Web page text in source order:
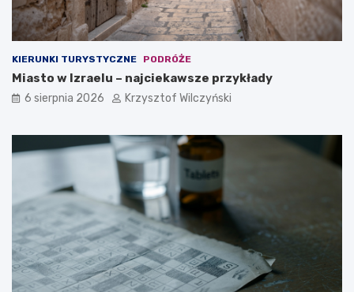
r
e
m
KIERUNKI TURYSTYCZNE PODRÓŻE
Miasto w Izraelu – najciekawsze przykłady
6 sierpnia 2026 Krzysztof Wilczyński